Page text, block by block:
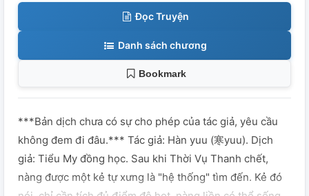
Đọc Truyện
Danh sách chương
Bookmark
***Bản dịch chưa có sự cho phép của tác giả, yêu cầu
không đem đi đâu.*** Tác giả: Hàn yuu (寒yuu). Dịch
giả: Tiểu My đồng học. Sau khi Thời Vụ Thanh chết,
nàng được một kẻ tự xưng là "hệ thống" tìm đến. Kẻ đó